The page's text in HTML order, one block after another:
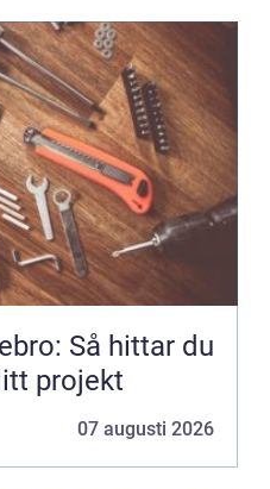
Så hittar du
projekt
07 augusti 2026